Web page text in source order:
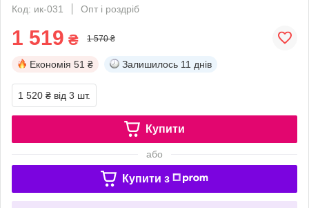
Код: ик-031
Опт і роздріб
1 519 ₴ 1 570 ₴
Економія 51 ₴ Залишилось 11 днів
1 520 ₴ від 3 шт.
Купити
або
Купити з